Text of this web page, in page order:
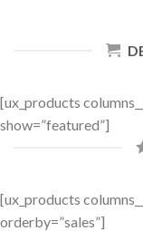
[ux_products
show=”featured”]
[ux_products
orderby=”sales”]